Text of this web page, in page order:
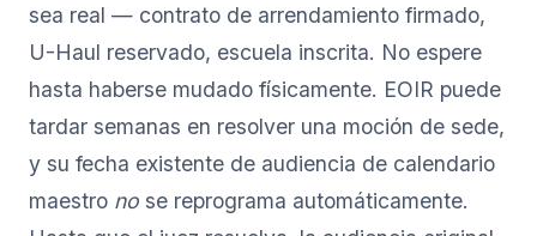
sea real — contrato de arrendamiento firmado,
U-Haul reservado, escuela inscrita. No espere
hasta haberse mudado físicamente. EOIR puede
tardar semanas en resolver una moción de sede,
y su fecha existente de audiencia de calendario
maestro no se reprograma automáticamente.